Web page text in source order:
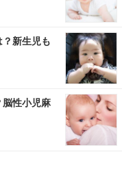
新生児も
脳性小児麻